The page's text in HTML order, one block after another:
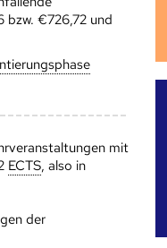
€726,72 und
mit
ECTS, also in
der